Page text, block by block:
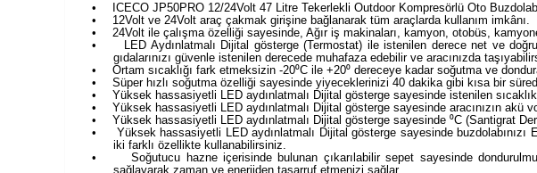
•
ICECO JP50PRO 12/24Volt 47 Litre Tekerlekli Outdoor Kompresörlü Oto
•
12Volt ve 24Volt araç çakmak girişine bağlanarak tüm araçlarda kullanım imkânı.
•
24Volt ile çalışma özelliği sayesinde, Ağır iş makinaları, kamyon, otobüs,
•
LED Aydınlatmalı Dijital gösterge (Termostat) ile istenilen derece net ve
gıdalarınızı güvenle istenilen derecede muhafaza edebilir ve aracınızda
•
Ortam sıcaklığı fark etmeksizin -20⁰C ile +20⁰ dereceye kadar soğutma ve
•
Süper hızlı soğutma özelliği sayesinde yiyeceklerinizi 40 dakika gibi kısa bir
•
Yüksek hassasiyetli LED aydınlatmalı Dijital gösterge sayesinde istenilen
•
Yüksek hassasiyetli LED aydınlatmalı Dijital gösterge sayesinde aracınızın
•
Yüksek hassasiyetli LED aydınlatmalı Dijital gösterge sayesinde ⁰C (Santigrat
•
Yüksek hassasiyetli LED aydınlatmalı Dijital gösterge sayesinde
iki farklı özellikte kullanabilirsiniz.
•
Soğutucu hazne içerisinde bulunan çıkarılabilir sepet sayesinde
sağlayarak zaman ve enerjiden tasarruf etmenizi sağlar,